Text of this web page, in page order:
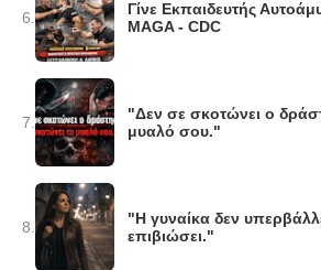
6.
Γίνε Εκπαιδευτής
MAGA - CDC
7.
"Δεν σε σκοτώνει ο
μυαλό σου."
8.
"Η γυναίκα δεν
επιβιώσει."